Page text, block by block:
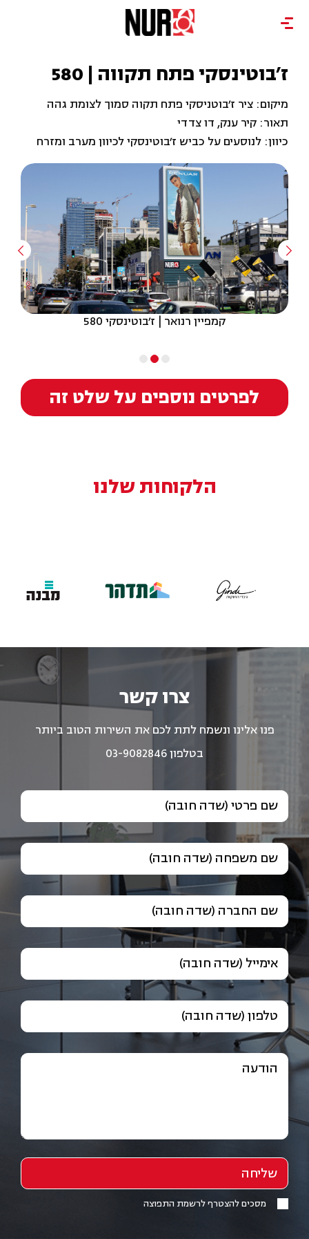
ז'בוטינסקי פתח תקווה | 580
מיקום: ציר ז'בוטניסקי פתח תקוה סמוך לצומת גהה
תאור: קיר ענק, דו צדדי
כיוון: לנוסעים על כביש ז'בוטינסקי לכיוון מערב ומזרח
קמפיין רנואר | ז'בוטינסקי 580
לפרטים נוספים על שלט זה
הלקוחות שלנו
צרו קשר
פנו אלינו ונשמח לתת לכם את השירות הטוב ביותר
בטלפון 03-9082846
שם פרטי (שדה חובה)
שם משפחה (שדה חובה)
שם החברה (שדה חובה)
אימייל (שדה חובה)
טלפון (שדה חובה)
הודעה
מסכים להצטרף לרשמת התפוצה